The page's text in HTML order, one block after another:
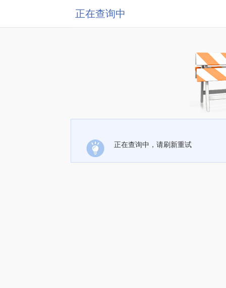
正在查询中
正在查询中，请刷新重试